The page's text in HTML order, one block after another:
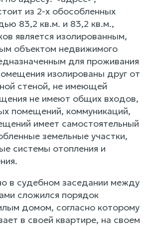
из 2-х обособленных
83,2 кв.м. и 83,2 кв.м.,
является изолированным,
объектом недвижимого
для проживания
изолированы друг от
стеной, не имеющей
не имеют общих входов,
помещений, коммуникаций,
имеет самостоятельный
земельные участки,
системы отопления и
в судебном заседании между
сложился порядок
домом, согласно которому
в своей квартире, на своем